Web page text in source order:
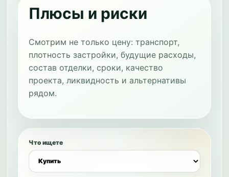
Плюсы и риски
Смотрим не только цену: транспорт,
плотность застройки, будущие расходы,
состав отделки, сроки, качество
проекта, ликвидность и альтернативы
рядом.
Что ищете